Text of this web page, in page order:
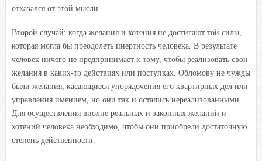
отказался от этой мысли.
Второй случай: когда желания и хотения не достигают той силы,
которая могла бы преодолеть инертность человека. В результате
человек ничего не предпринимает к тому, чтобы реализовать свои
желания в каких-то действиях или поступках. Обломову не чужды
были желания, касающиеся упорядочения его квартирных дел или
управления имением, но они так и остались нереализованными.
Для осуществления вполне реальных и законных желаний и
хотений человека необходимо, чтобы они приобрели достаточную
степень действенности.